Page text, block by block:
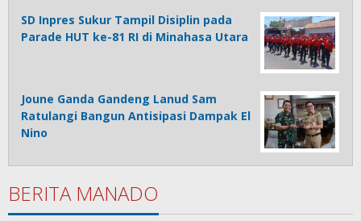
SD Inpres Sukur Tampil Disiplin pada
Parade HUT ke-81 RI di Minahasa Utara
Joune Ganda Gandeng Lanud Sam
Ratulangi Bangun Antisipasi Dampak El
Nino
BERITA MANADO